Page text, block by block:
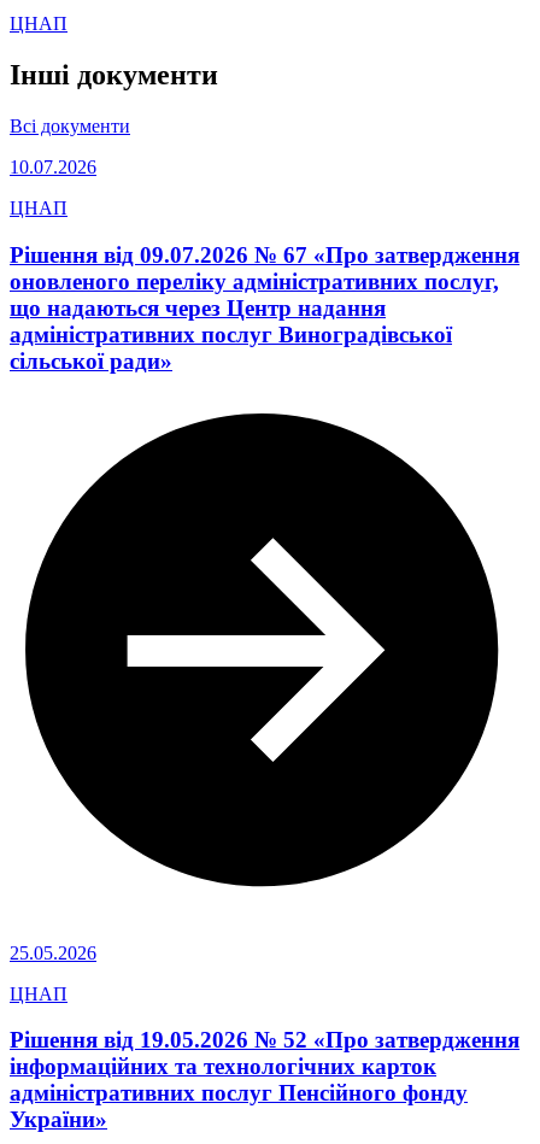
ЦНАП
Інші документи
Всі документи
10.07.2026
ЦНАП
Рішення від 09.07.2026 № 67 «Про затвердження
оновленого переліку адміністративних послуг,
що надаються через Центр надання
адміністративних послуг Виноградівської
сільської ради»
25.05.2026
ЦНАП
Рішення від 19.05.2026 № 52 «Про затвердження
інформаційних та технологічних карток
адміністративних послуг Пенсійного фонду
України»